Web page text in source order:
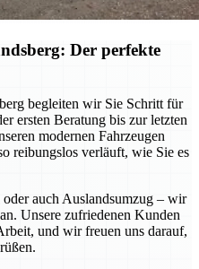
Der perfekte
begleiten wir Sie Schritt für
ersten Beratung bis zur letzten
modernen Fahrzeugen
reibungslos verläuft, wie Sie es
auch Auslandsumzug – wir
Unsere zufriedenen Kunden
und wir freuen uns darauf,